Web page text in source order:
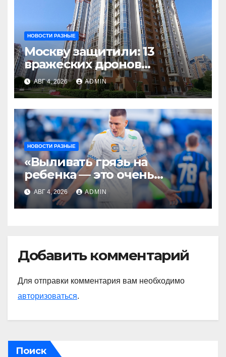
НОВОСТИ РАЗНЫЕ
Москву защитили: 13
вражеских дронов
уничтожены за день
АВГ 4, 2026 ADMIN
НОВОСТИ РАЗНЫЕ
«Выливать грязь на
ребенка — это очень
мерзкая история» —
Радимов о ситуации с
сыном Соболева
АВГ 4, 2026 ADMIN
Добавить комментарий
Для отправки комментария вам необходимо
авторизоваться.
Поиск